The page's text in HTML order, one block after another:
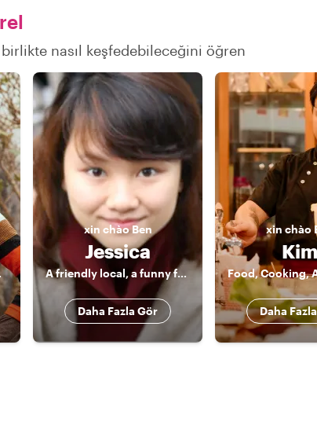
nasıl keşfedebileceğini öğren
xin chàoBen
Jessica
A friendly local, a funny friend.
Daha Fazla Gör
xin chào
Kim
Daha